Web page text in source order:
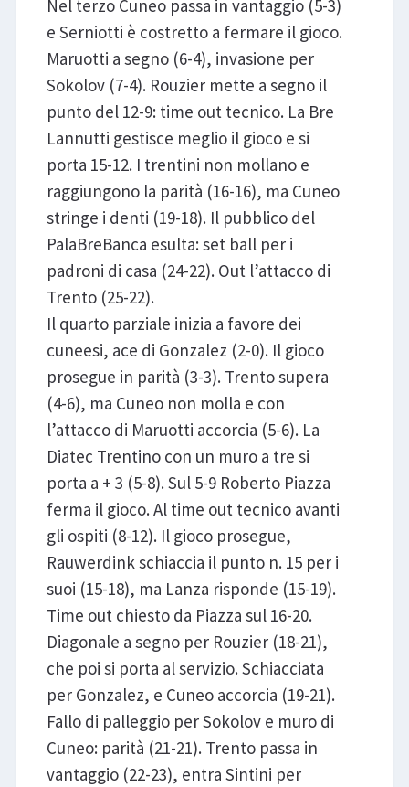
Nel terzo Cuneo passa in vantaggio (5-3)
e Serniotti è costretto a fermare il gioco.
Maruotti a segno (6-4), invasione per
Sokolov (7-4). Rouzier mette a segno il
punto del 12-9: time out tecnico. La Bre
Lannutti gestisce meglio il gioco e si
porta 15-12. I trentini non mollano e
raggiungono la parità (16-16), ma Cuneo
stringe i denti (19-18). Il pubblico del
PalaBreBanca esulta: set ball per i
padroni di casa (24-22). Out l’attacco di
Trento (25-22).
Il quarto parziale inizia a favore dei
cuneesi, ace di Gonzalez (2-0). Il gioco
prosegue in parità (3-3). Trento supera
(4-6), ma Cuneo non molla e con
l’attacco di Maruotti accorcia (5-6). La
Diatec Trentino con un muro a tre si
porta a + 3 (5-8). Sul 5-9 Roberto Piazza
ferma il gioco. Al time out tecnico avanti
gli ospiti (8-12). Il gioco prosegue,
Rauwerdink schiaccia il punto n. 15 per i
suoi (15-18), ma Lanza risponde (15-19).
Time out chiesto da Piazza sul 16-20.
Diagonale a segno per Rouzier (18-21),
che poi si porta al servizio. Schiacciata
per Gonzalez, e Cuneo accorcia (19-21).
Fallo di palleggio per Sokolov e muro di
Cuneo: parità (21-21). Trento passa in
vantaggio (22-23), entra Sintini per